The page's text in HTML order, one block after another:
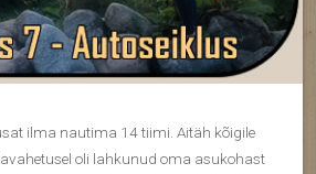
ilma nautima 14 tiimi. Aitäh kõigile
oli lahkunud oma asukohast